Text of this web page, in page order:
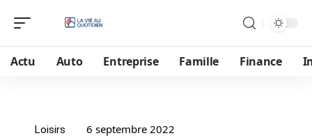
Actu Auto Entreprise Famille Finance
Loisirs 6 septembre 2022